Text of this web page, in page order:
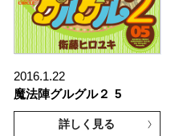
2016.1.22
魔法陣グルグル２ 5
詳しく見る